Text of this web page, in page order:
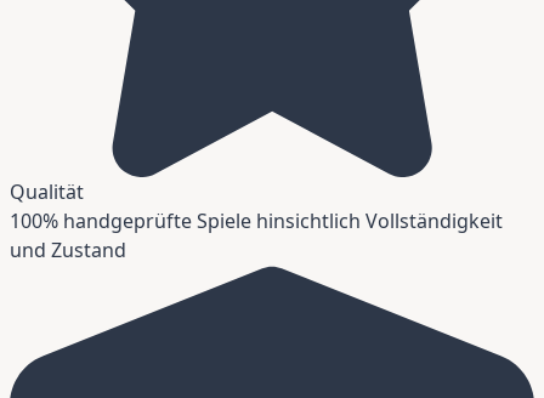
Qualität
100% handgeprüfte Spiele hinsichtlich Vollständigkeit
und Zustand